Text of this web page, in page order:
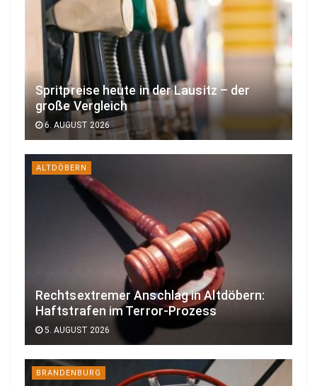
Spritpreise heute in der Lausitz – der
große Vergleich
6. AUGUST 2026
ALTDÖBERN
Rechtsextremer Anschlag in Altdöbern:
Haftstrafen im Terror-Prozess
5. AUGUST 2026
BRANDENBURG